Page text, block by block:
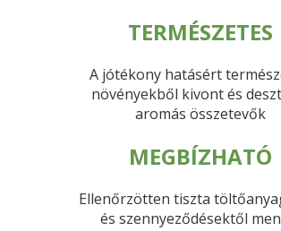
TERMÉSZETES
A jótékony hatásért
növényekből kivont és
aromás összetevők
MEGBÍZHATÓ
Ellenőrzötten tiszta
és szennyeződésektől